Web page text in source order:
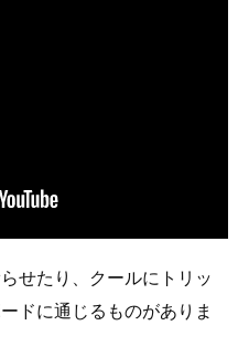
せたり、クールにトリッ
ドに通じるものがありま